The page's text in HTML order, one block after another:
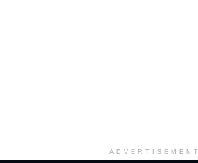
ADVERTISEMENT